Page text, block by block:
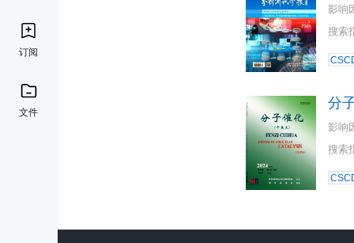
订阅
文件
影响
搜索
分
影响
搜索